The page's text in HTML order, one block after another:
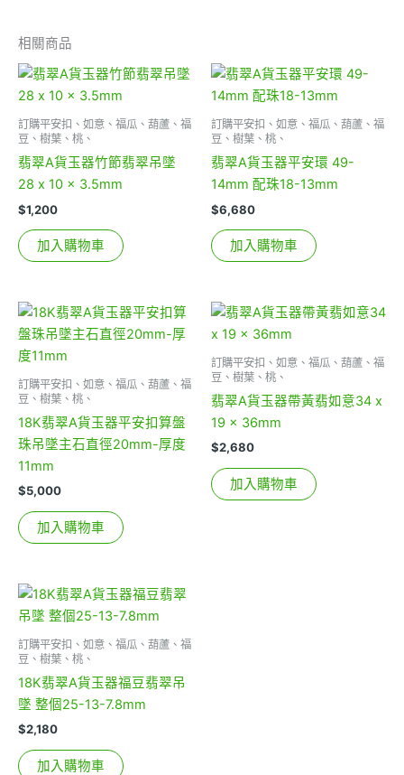
相關商品
訂購平安扣、如意、福瓜、葫蘆、福
豆、樹葉、桃、
翡翠A貨玉器竹節翡翠吊墜
28 x 10 x 3.5mm
$1,200
加入購物車
訂購平安扣、如意、福瓜、葫蘆、福
豆、樹葉、桃、
翡翠A貨玉器平安環 49-
14mm 配珠18-13mm
$6,680
加入購物車
訂購平安扣、如意、福瓜、葫蘆、福
豆、樹葉、桃、
18K翡翠A貨玉器平安扣算盤
珠吊墜主石直徑20mm-厚度
11mm
$5,000
加入購物車
訂購平安扣、如意、福瓜、葫蘆、福
豆、樹葉、桃、
翡翠A貨玉器帶黃翡如意34 x
19 x 36mm
$2,680
加入購物車
訂購平安扣、如意、福瓜、葫蘆、福
豆、樹葉、桃、
18K翡翠A貨玉器福豆翡翠吊
墜 整個25-13-7.8mm
$2,180
加入購物車